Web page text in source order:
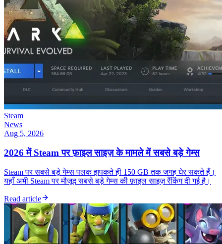
Steam
News
Aug 5, 2026
2026 में Steam पर फ़ाइल साइज़ के मामले में सबसे बड़े गेम्स
Steam पर सबसे बड़े गेम्स पलक झपकते ही 150 GB तक जगह घेर सकते हैं।
यहाँ अभी Steam पर मौजूद सबसे बड़े गेम्स की फ़ाइल साइज़ रैंकिंग दी गई है।
Read article